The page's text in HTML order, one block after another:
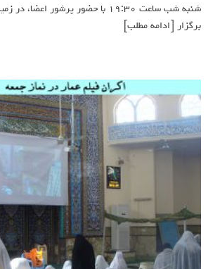
شنبه شب ساعت ۱۹:۳۰ با حضور پرشور
برگزار
[ادامه مطلب]